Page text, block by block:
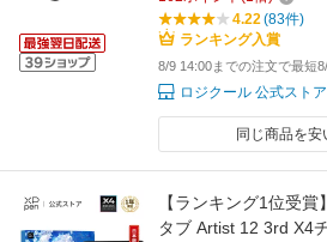
イール USB-C 充電式
証
4.22(83件)
ランキング入賞
8/9 14:00までの注文で最短
ロジクール 公式ストア
同じ商品を安
【ランキング1位受
タブ Artist 12 3rd X4